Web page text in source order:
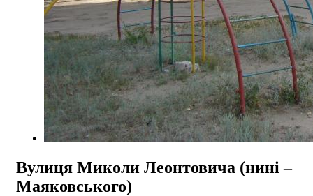
Вулиця Миколи Леонтовича (нині –
Маяковського)